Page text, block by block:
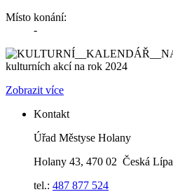
Místo konání:
-
kulturních akcí na rok 2024
Zobrazit více
Kontakt
Úřad Městyse Holany
Holany 43, 470 02 Česká Lípa
tel.: 487 877 524